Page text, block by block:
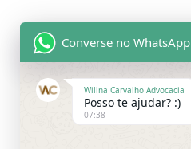
Converse no WhatsApp
Willna Carvalho Advocacia
Posso te ajudar? :)
07:38